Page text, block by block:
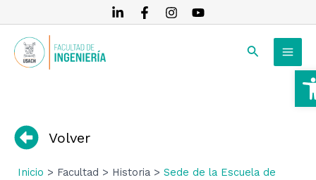
al
contenido
Buscar
Volver
Inicio > Facultad > Historia > Sede de la Escuela de